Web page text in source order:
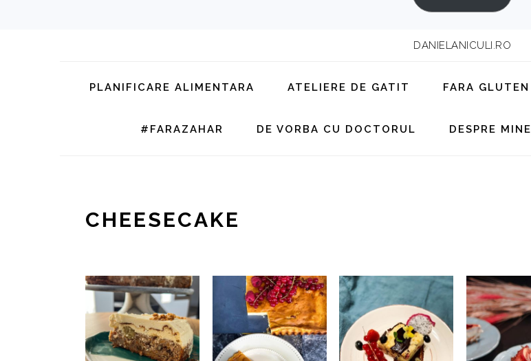
DANIELANICULI.RO
PLANIFICARE ALIMENTARA ATELIERE DE GATIT FARA GLUTEN
#FARAZAHAR DE VORBA CU DOCTORUL DESPRE MINE
CHEESECAKE